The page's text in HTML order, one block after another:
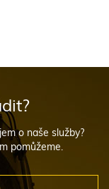
o naše služby?
pomůžeme.